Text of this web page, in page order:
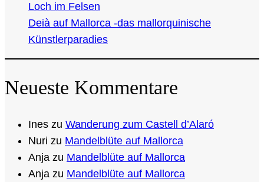
Loch im Felsen
Deià auf Mallorca -das mallorquinische
Künstlerparadies
Neueste Kommentare
Ines zu Wanderung zum Castell d’Alaró
Nuri zu Mandelblüte auf Mallorca
Anja zu Mandelblüte auf Mallorca
Anja zu Mandelblüte auf Mallorca